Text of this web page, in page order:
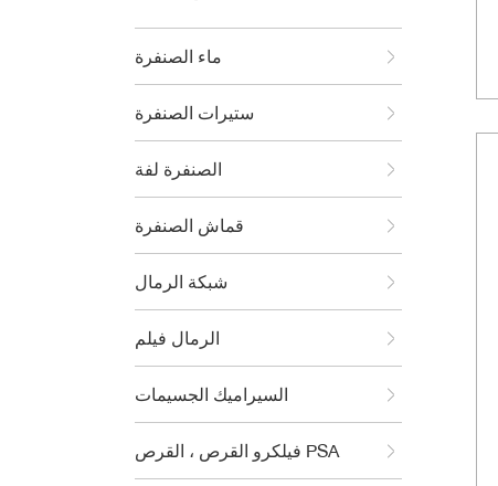
ماء الصنفرة
ستيرات الصنفرة
الصنفرة لفة
قماش الصنفرة
شبكة الرمال
الرمال فيلم
السيراميك الجسيمات
فيلكرو القرص ، القرص PSA